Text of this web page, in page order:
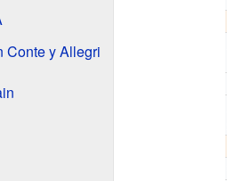
Conte y Allegri